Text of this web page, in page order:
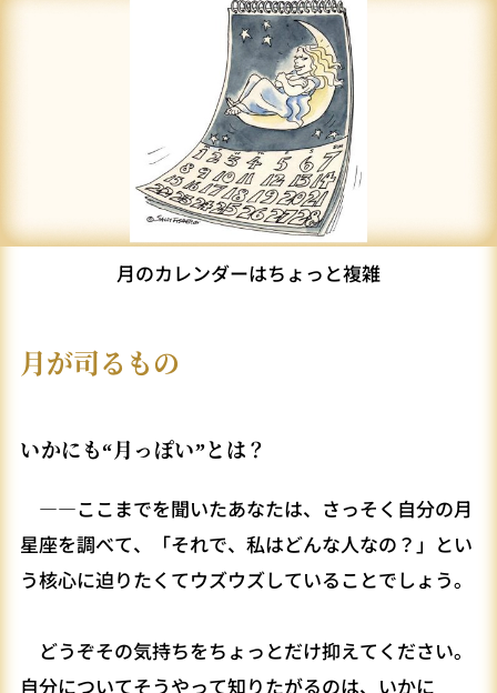
月のカレンダーはちょっと複雑
月が司るもの
いかにも“月っぽい”とは？
――ここまでを聞いたあなたは、さっそく自分の月
星座を調べて、「それで、私はどんな人なの？」とい
う核心に迫りたくてウズウズしていることでしょう。
どうぞその気持ちをちょっとだけ抑えてください。
自分についてそうやって知りたがるのは、いかに